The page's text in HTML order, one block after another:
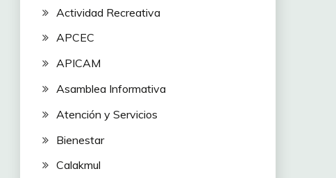
Actividad Recreativa
APCEC
APICAM
Asamblea Informativa
Atención y Servicios
Bienestar
Calakmul